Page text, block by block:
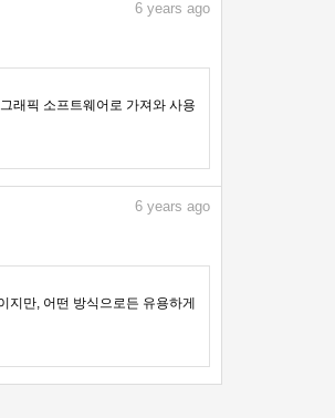
6 years ago
래픽 소프트웨어로 가져와 사용
6 years ago
지만, 어떤 방식으로든 유용하게